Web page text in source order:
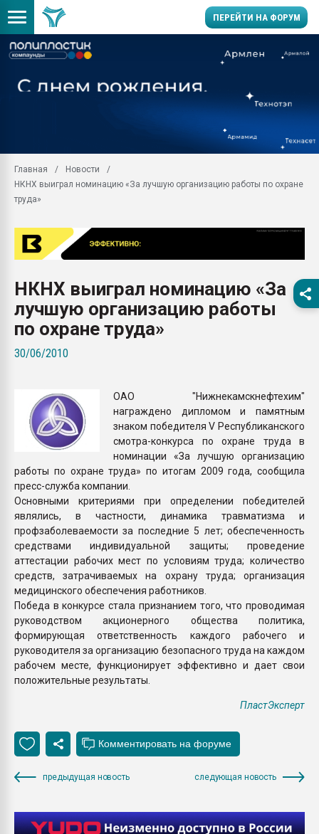
ПЕРЕЙТИ НА ФОРУМ
заводу пластмасс"
первый план в
28.07.2026
ситуацией на
Главная
Новости
НКНХ выиграл номинацию «За лучшую организацию работы по охране
труда»
НКНХ выиграл номинацию «За
лучшую организацию работы
по охране труда»
30/06/2010
ОАО "Нижнекамскнефтехим"
награждено дипломом и памятным
знаком победителя V Республиканского
смотра-конкурса по охране труда в
номинации «За лучшую организацию
работы по охране труда» по итогам 2009 года, сообщила
пресс-служба компании.
Основными критериями при определении победителей
являлись, в частности, динамика травматизма и
профзаболеваемости за последние 5 лет; обеспеченность
средствами индивидуальной защиты; проведение
аттестации рабочих мест по условиям труда; количество
средств, затрачиваемых на охрану труда; организация
медицинского обеспечения работников.
Победа в конкурсе стала признанием того, что проводимая
руководством акционерного общества политика,
формирующая ответственность каждого рабочего и
руководителя за организацию безопасного труда на каждом
рабочем месте, функционирует эффективно и дает свои
положительные результаты.
ПластЭксперт
предыдущая новость следующая новость